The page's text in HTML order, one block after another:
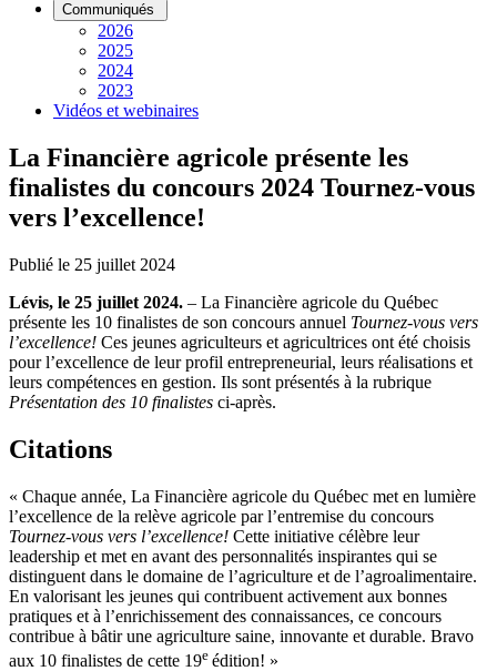
Communiqués
2026
2025
2024
2023
Vidéos et webinaires
La Financière agricole présente les
finalistes du concours 2024 Tournez-vous
vers l’excellence!
Publié le 25 juillet 2024
Lévis, le 25 juillet 2024. – La Financière agricole du Québec
présente les 10 finalistes de son concours annuel Tournez-vous vers
l’excellence! Ces jeunes agriculteurs et agricultrices ont été choisis
pour l’excellence de leur profil entrepreneurial, leurs réalisations et
leurs compétences en gestion. Ils sont présentés à la rubrique
Présentation des 10 finalistes ci-après.
Citations
« Chaque année, La Financière agricole du Québec met en lumière
l’excellence de la relève agricole par l’entremise du concours
Tournez-vous vers l’excellence! Cette initiative célèbre leur
leadership et met en avant des personnalités inspirantes qui se
distinguent dans le domaine de l’agriculture et de l’agroalimentaire.
En valorisant les jeunes qui contribuent activement aux bonnes
pratiques et à l’enrichissement des connaissances, ce concours
contribue à bâtir une agriculture saine, innovante et durable. Bravo
aux 10 finalistes de cette 19e édition! »